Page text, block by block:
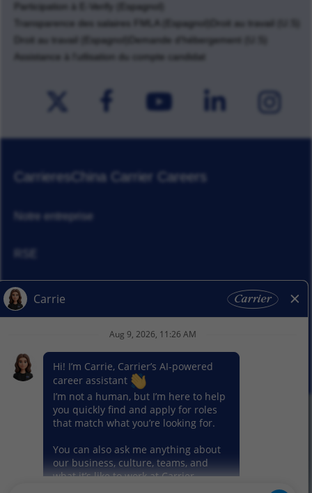
Participation à E-Verify (Espagnol)
Transparence des salaires FMLA (Espagnol)
Droit au travail (U.S)
Droit au travail (Espagnol)
Demande d'hébergement (U.S)
Assistance à l'utlisation du compte candidat
CarrieresChina Carrier Careers
Notre entreprise
Actualités
© 2026 Carrier. Tous droits réservés
Notice sur la protection des données
Plan du site
Conditions d'utilisation